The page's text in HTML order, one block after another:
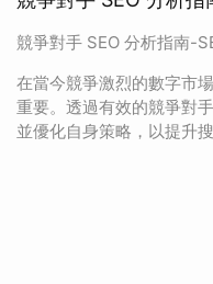
競爭對手 SEO 分析指南-
在當今競爭激烈的數字市
重要。透過有效的競爭對
並優化自身策略，以提升搜